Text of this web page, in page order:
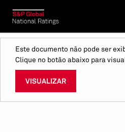
Este documento não pode ser
Clique no botão abaixo para
VISUALIZAR